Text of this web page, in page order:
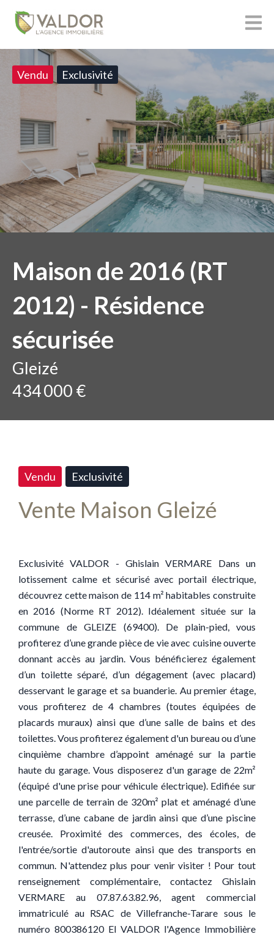
Vendu Exclusivité
Maison de 2016 (RT
2012) - Résidence
sécurisée
Gleizé
434 000 €
Vendu Exclusivité
Vente Maison Gleizé
Exclusivité VALDOR - Ghislain VERMARE Dans un
lotissement calme et sécurisé avec portail électrique,
découvrez cette maison de 114 m² habitables construite
en 2016 (Norme RT 2012). Idéalement située sur la
commune de GLEIZE (69400). De plain-pied, vous
profiterez d’une grande pièce de vie avec cuisine ouverte
donnant accès au jardin. Vous bénéficierez également
d’un toilette séparé, d’un dégagement (avec placard)
desservant le garage et sa buanderie. Au premier étage,
vous profiterez de 4 chambres (toutes équipées de
placards muraux) ainsi que d’une salle de bains et des
toilettes. Vous profiterez également d'un bureau ou d’une
cinquième chambre d’appoint aménagé sur la partie
haute du garage. Vous disposerez d'un garage de 22m²
(équipé d'une prise pour véhicule électrique). Edifiée sur
une parcelle de terrain de 320m² plat et aménagé d’une
terrasse, d’une cabane de jardin ainsi que d’une piscine
creusée. Proximité des commerces, des écoles, de
l'entrée/sortie d'autoroute ainsi que des transports en
commun. N'attendez plus pour venir visiter ! Pour tout
renseignement complémentaire, contactez Ghislain
VERMARE au 07.87.63.82.96, agent commercial
immatriculé au RSAC de Villefranche-Tarare sous le
numéro 800386120 EI VALDOR l'Agence Immobilière